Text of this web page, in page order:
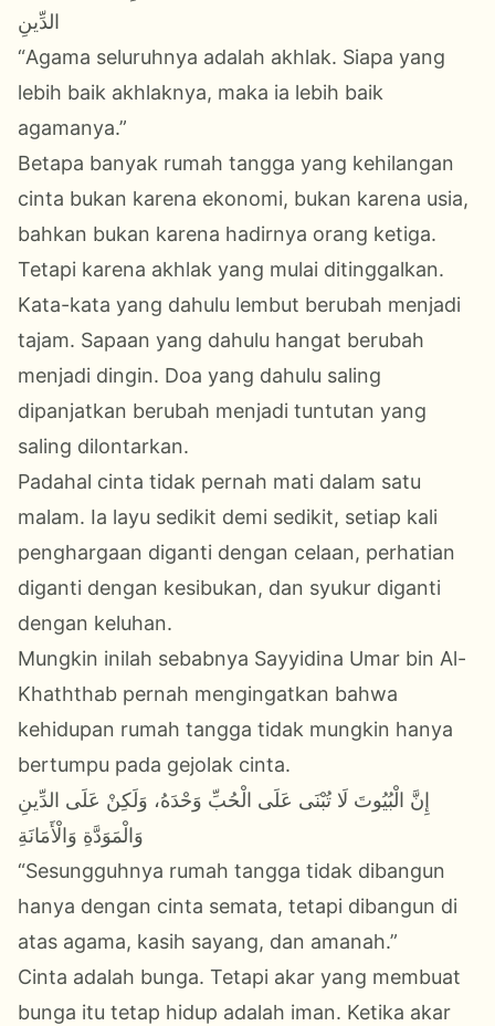
الدِّينِ
“Agama seluruhnya adalah akhlak. Siapa yang
lebih baik akhlaknya, maka ia lebih baik
agamanya.”
Betapa banyak rumah tangga yang kehilangan
cinta bukan karena ekonomi, bukan karena usia,
bahkan bukan karena hadirnya orang ketiga.
Tetapi karena akhlak yang mulai ditinggalkan.
Kata-kata yang dahulu lembut berubah menjadi
tajam. Sapaan yang dahulu hangat berubah
menjadi dingin. Doa yang dahulu saling
dipanjatkan berubah menjadi tuntutan yang
saling dilontarkan.
Padahal cinta tidak pernah mati dalam satu
malam. Ia layu sedikit demi sedikit, setiap kali
penghargaan diganti dengan celaan, perhatian
diganti dengan kesibukan, dan syukur diganti
dengan keluhan.
Mungkin inilah sebabnya Sayyidina Umar bin Al-
Khaththab pernah mengingatkan bahwa
kehidupan rumah tangga tidak mungkin hanya
bertumpu pada gejolak cinta.
إِنَّ الْبُيُوتَ لَا تُبْنَى عَلَى الْحُبِّ وَحْدَهُ، وَلَكِنْ عَلَى الدِّينِ
وَالْمَوَدَّةِ وَالْأَمَانَةِ
“Sesungguhnya rumah tangga tidak dibangun
hanya dengan cinta semata, tetapi dibangun di
atas agama, kasih sayang, dan amanah.”
Cinta adalah bunga. Tetapi akar yang membuat
bunga itu tetap hidup adalah iman. Ketika akar